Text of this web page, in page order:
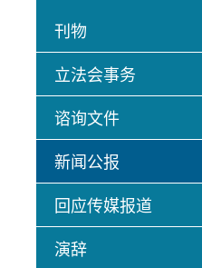
刊物
立法会事务
谘询文件
新闻公报
回应传媒报道
演辞